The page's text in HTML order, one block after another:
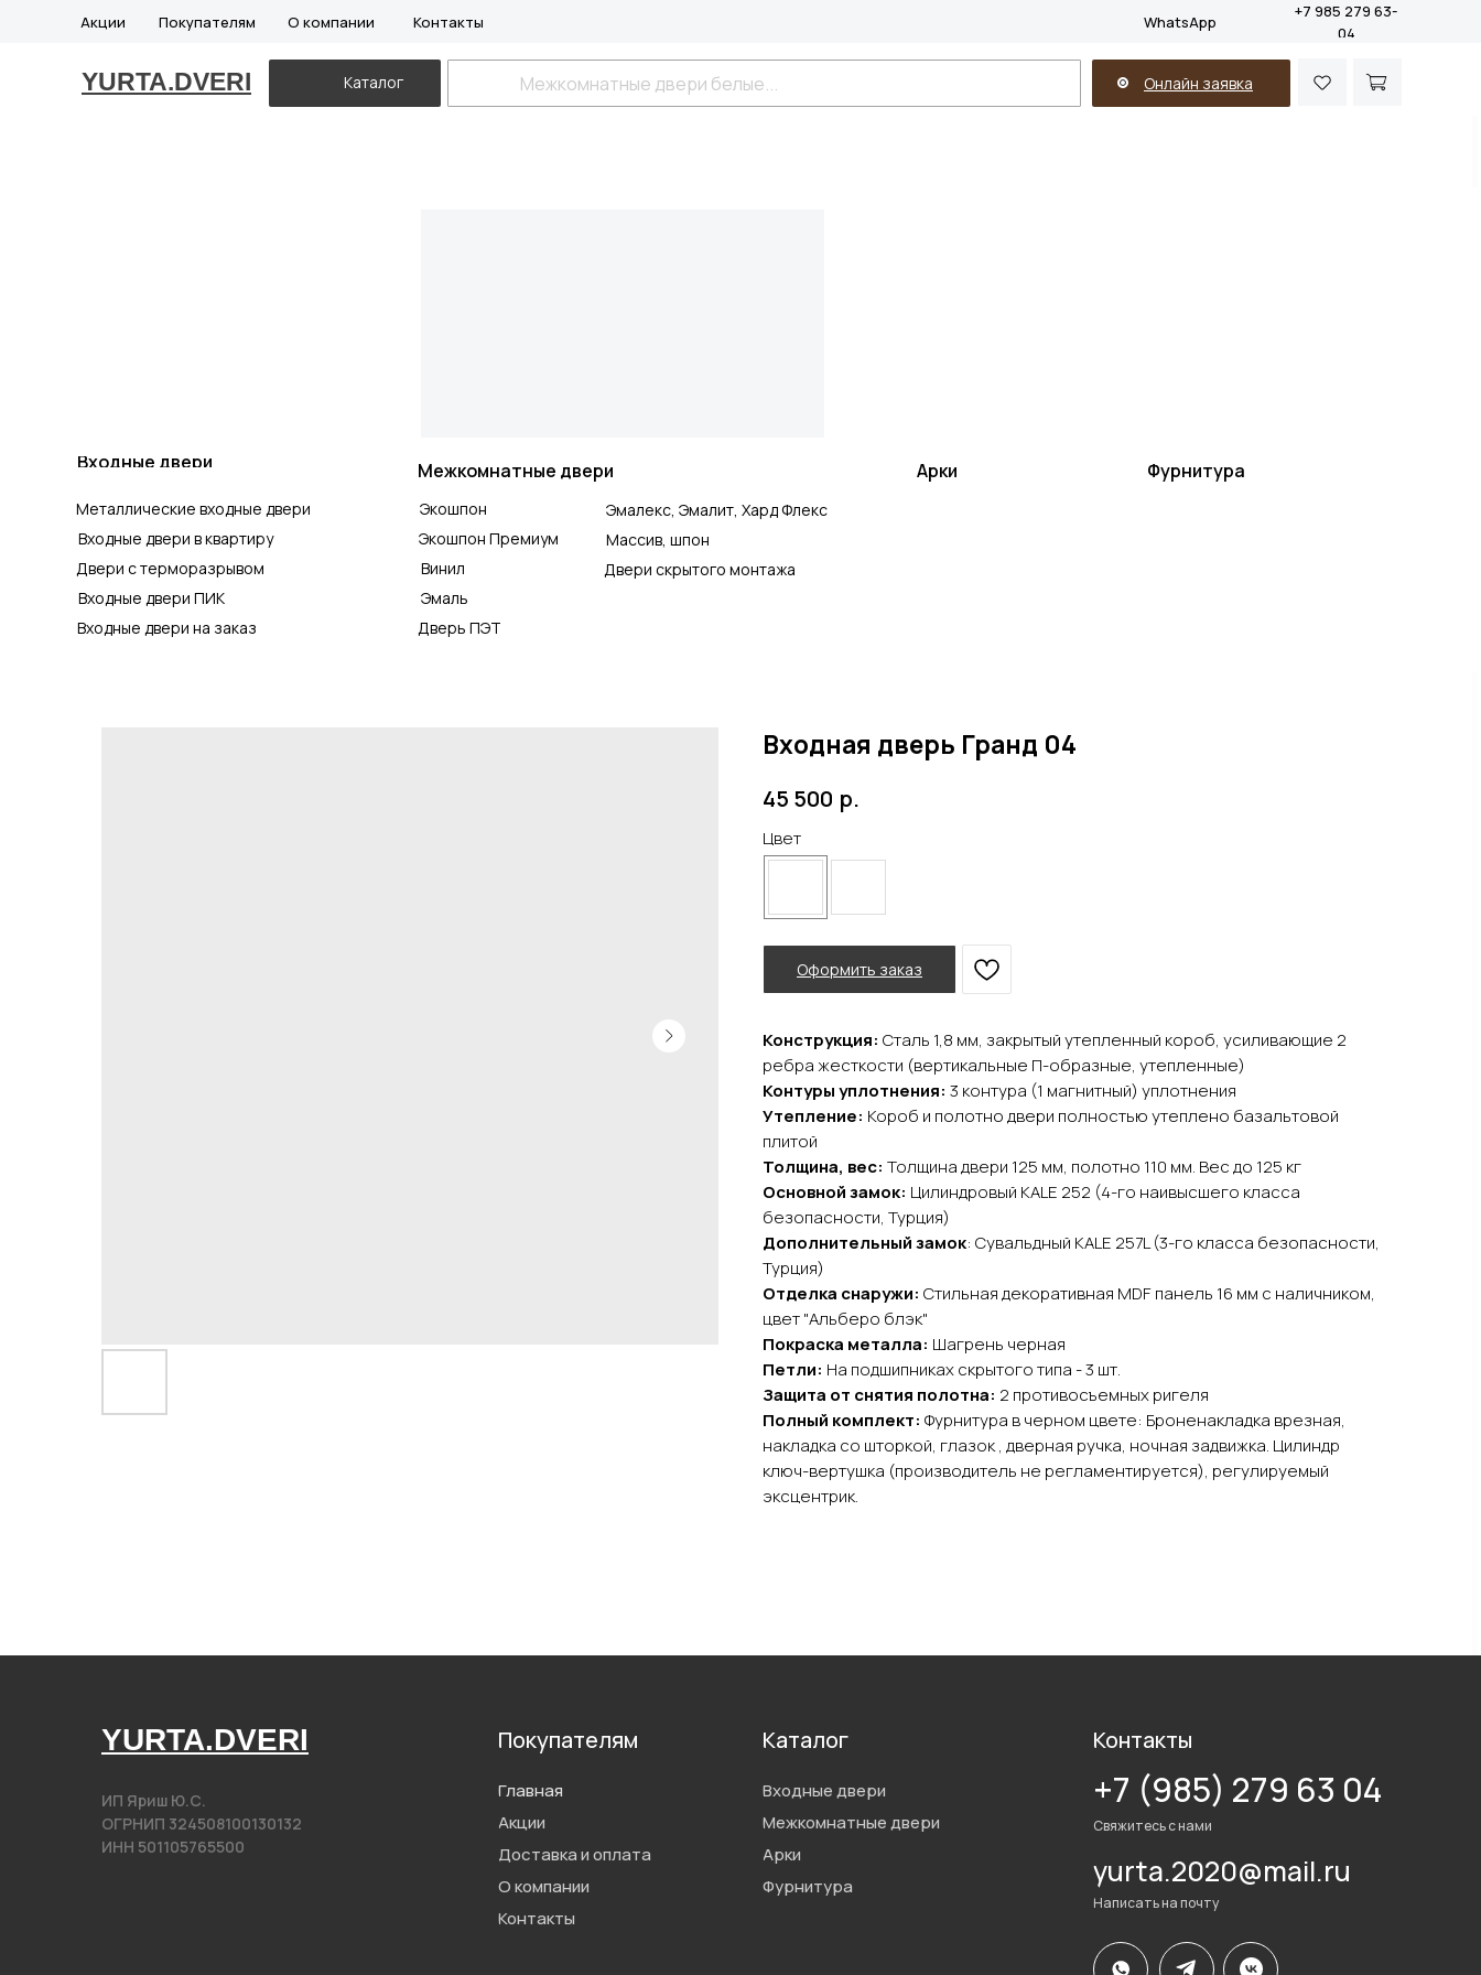
Акции Покупателям О компании Контакты WhatsApp
+7 985 279 63-
04
YURTA.DVERI Каталог Онлайн заявка
Входные двери на заказ
Входные двери ПИК
Двери с терморазрывом
Входные двери в квартиру
Дверь ПЭТ
Эмаль
Винил
Экошпон Премиум
Двери скрытого монтажа
Массив, шпон
Эмалекс, Эмалит, Хард Флекс
Экошпон
Металлические входные двери
Фурнитура
Арки
Межкомнатные двери
Входные двери
Входная дверь Гранд 04
45 500 р.
Цвет
Оформить заказ
Конструкция: Сталь 1,8 мм, закрытый утепленный короб, усиливающие 2
ребра жесткости (вертикальные П-образные, утепленные)
Контуры уплотнения: 3 контура (1 магнитный) уплотнения
Утепление: Короб и полотно двери полностью утеплено базальтовой
плитой
Толщина, вес: Толщина двери 125 мм, полотно 110 мм. Вес до 125 кг
Основной замок: Цилиндровый KALE 252 (4-го наивысшего класса
безопасности, Турция)
Дополнительный замок: Сувальдный KALE 257L (3-го класса безопасности,
Турция)
Отделка снаружи: Стильная декоративная MDF панель 16 мм с наличником,
цвет "Альберо блэк"
Покраска металла: Шагрень черная
Петли: На подшипниках скрытого типа - 3 шт.
Защита от снятия полотна: 2 противосъемных ригеля
Полный комплект: Фурнитура в черном цвете: Броненакладка врезная,
накладка со шторкой, глазок , дверная ручка, ночная задвижка. Цилиндр
ключ-вертушка (производитель не регламентируется), регулируемый
эксцентрик.
YURTA.DVERI
Контакты
О компании
Доставка и оплата
Акции
Фурнитура
Арки
Межкомнатные двери
Написать на почту
Свяжитесь с нами
Входные двери
Главная
yurta.2020@mail.ru
+7 (985) 279 63 04
Контакты
Каталог
Покупателям
ИП Яриш Ю.С.
ОГРНИП 324508100130132
ИНН 501105765500